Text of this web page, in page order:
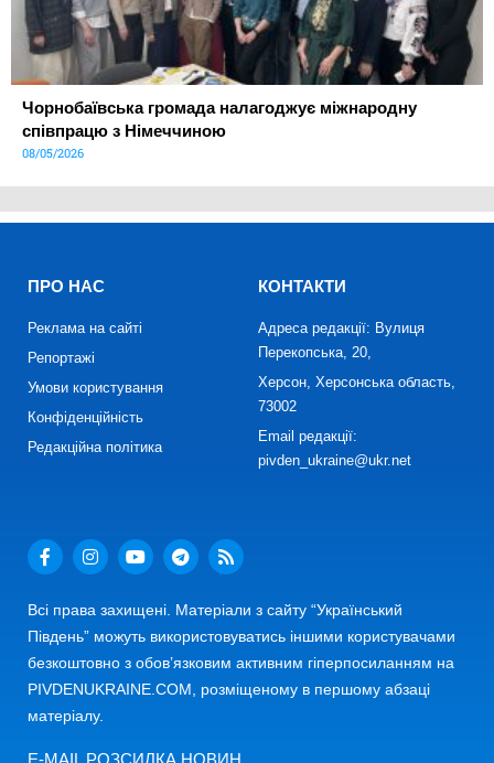
Чорнобаївська громада налагоджує міжнародну
співпрацю з Німеччиною
08/05/2026
ПРО НАС
Реклама на сайті
Репортажі
Умови користування
Конфіденційність
Редакційна політика
КОНТАКТИ
Адреса редакції: Вулиця
Перекопська, 20,
Херсон, Херсонська область,
73002
Email редакції:
pivden_ukraine@ukr.net
Всі права захищені. Матеріали з сайту “Український
Південь” можуть використовуватись іншими користувачами
безкоштовно з обов’язковим активним гіперпосиланням на
PIVDENUKRAINE.COM, розміщеному в першому абзаці
матеріалу.
E-MAIL РОЗСИЛКА НОВИН